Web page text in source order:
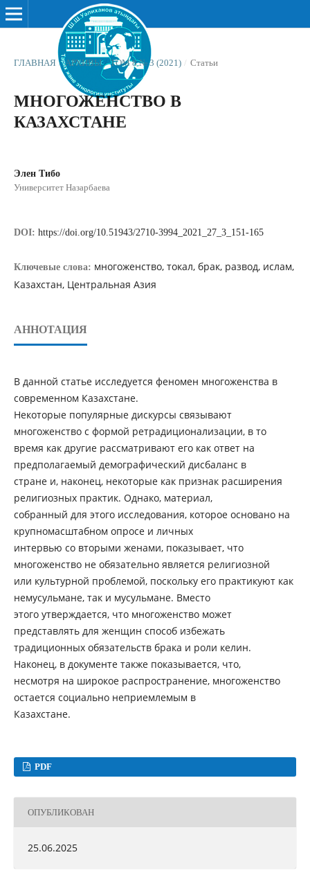
ГЛАВНАЯ / АРХИВЫ / ТОМ 8 № 3 (2021) / Статьи
МНОГОЖЕНСТВО В
КАЗАХСТАНЕ
Элен Тибо
Университет Назарбаева
DOI: https://doi.org/10.51943/2710-3994_2021_27_3_151-165
Ключевые слова: многоженство, токал, брак, развод, ислам,
Казахстан, Центральная Азия
АННОТАЦИЯ
В данной статье исследуется феномен многоженства в
современном Казахстане.
Некоторые популярные дискурсы связывают
многоженство с формой ретрадиционализации, в то
время как другие рассматривают его как ответ на
предполагаемый демографический дисбаланс в
стране и, наконец, некоторые как признак расширения
религиозных практик. Однако, материал,
собранный для этого исследования, которое основано на
крупномасштабном опросе и личных
интервью со вторыми женами, показывает, что
многоженство не обязательно является религиозной
или культурной проблемой, поскольку его практикуют как
немусульмане, так и мусульмане. Вместо
этого утверждается, что многоженство может
представлять для женщин способ избежать
традиционных обязательств брака и роли келин.
Наконец, в документе также показывается, что,
несмотря на широкое распространение, многоженство
остается социально неприемлемым в
Казахстане.
PDF
ОПУБЛИКОВАН
25.06.2025